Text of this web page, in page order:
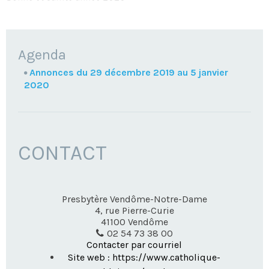
NAVIGATION
Agenda
Annonces du 29 décembre 2019 au 5 janvier
2020
CONTACT
Presbytère Vendôme-Notre-Dame
4, rue Pierre-Curie
41100 Vendôme
02 54 73 38 00
Contacter par courriel
Site web : https://www.catholique-